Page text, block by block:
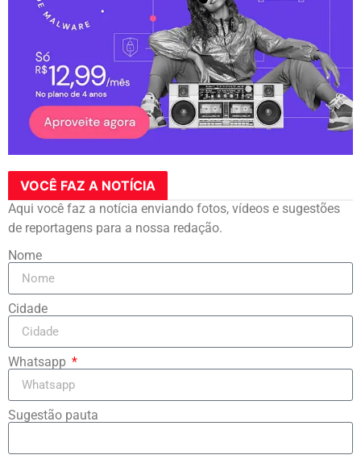
VOCÊ FAZ A NOTÍCIA
Aqui você faz a notícia enviando fotos, vídeos e sugestões
de reportagens para a nossa redação.
Nome
Cidade
Whatsapp
Sugestão pauta